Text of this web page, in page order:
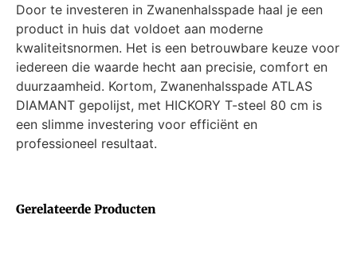
Gerelateerde Producten
Door te investeren in Zwanenhalsspade haal je een
product in huis dat voldoet aan moderne
kwaliteitsnormen. Het is een betrouwbare keuze voor
iedereen die waarde hecht aan precisie, comfort en
duurzaamheid. Kortom, Zwanenhalsspade ATLAS
DIAMANT gepolijst, met HICKORY T-steel 80 cm is
een slimme investering voor efficiënt en
professioneel resultaat.